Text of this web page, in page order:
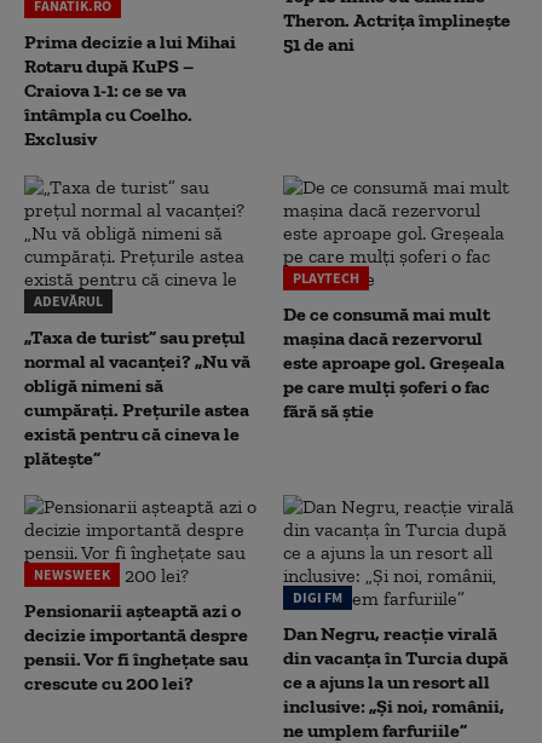
FANATIK.RO
Prima decizie a lui Mihai
Rotaru după KuPS –
Craiova 1-1: ce se va
întâmpla cu Coelho.
Exclusiv
Theron. Actrița împlinește
51 de ani
ADEVĂRUL
„Taxa de turist” sau prețul
normal al vacanței? „Nu vă
obligă nimeni să
cumpărați. Prețurile astea
există pentru că cineva le
plătește”
PLAYTECH
De ce consumă mai mult
mașina dacă rezervorul
este aproape gol. Greșeala
pe care mulți șoferi o fac
fără să știe
NEWSWEEK
Pensionarii așteaptă azi o
decizie importantă despre
pensii. Vor fi înghețate sau
crescute cu 200 lei?
DIGI FM
Dan Negru, reacție virală
din vacanța în Turcia după
ce a ajuns la un resort all
inclusive: „Și noi, românii,
ne umplem farfuriile”